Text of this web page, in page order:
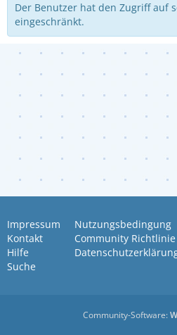
Der Benutzer hat den Zugriff auf
eingeschränkt.
Impressum
Kontakt
Hilfe
Suche
Nutzungsbedingung
Community Richtlinie
Community-Software: